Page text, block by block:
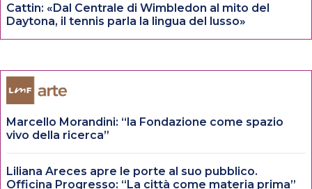
Cattin: «Dal Centrale di Wimbledon al mito del
Daytona, il tennis parla la lingua del lusso»
Marcello Morandini: “la Fondazione come spazio
vivo della ricerca”
Liliana Areces apre le porte al suo pubblico.
Officina Progresso: “La città come materia prima”